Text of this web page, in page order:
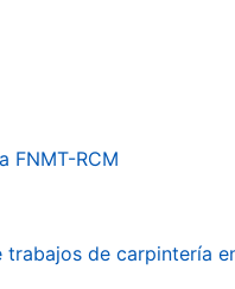
FNMT-RCM
de carpintería